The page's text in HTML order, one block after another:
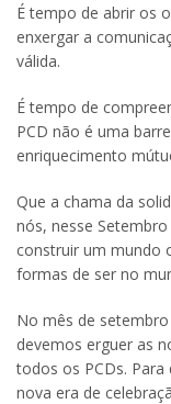
É tempo de abrir os
enxergar a
válida.
É tempo de
PCD não é uma
enriquecimento
Que a chama da
nós, nesse
construir um mundo
formas de ser no
No mês de
devemos erguer as
todos os PCDs.
nova era de